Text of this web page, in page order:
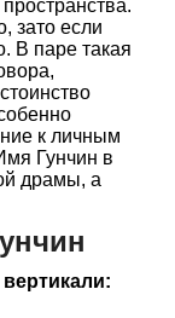
зато если
В паре такая
к личным
Гунчин в
драмы, а